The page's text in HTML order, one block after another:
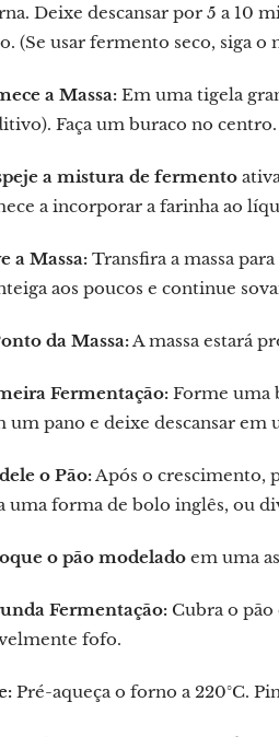
Deixe descansar por 5 a 10
(Se usar fermento seco, siga o
a Massa: Em uma tigela
Faça um buraco no centro.
a mistura de fermento
a incorporar a farinha ao
a Massa: Transfira a massa
aos poucos e continue
da Massa:A massa estará
Fermentação: Forme uma
um pano e deixe descansar
o Pão:Após o crescimento,
uma forma de bolo inglês, ou
o pão modelado em uma
Fermentação: Cubra o
fofo.
Pré-aqueça o forno a 220°C.